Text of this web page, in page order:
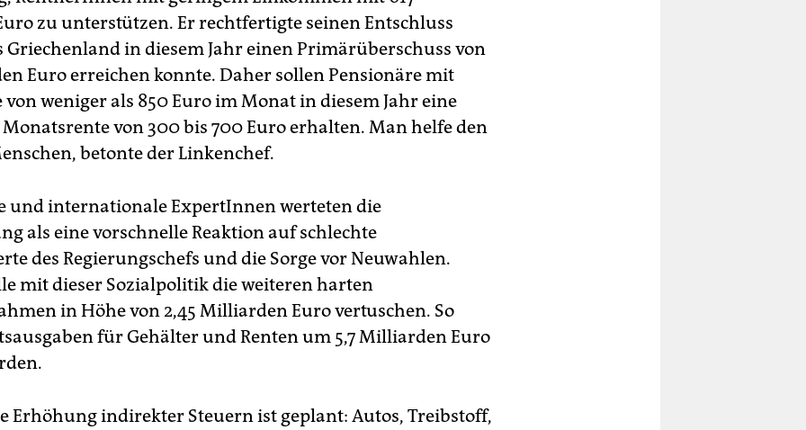
zu unterstützen. Er rechtfertigte seinen Entschluss
Griechenland in diesem Jahr einen Primärüberschuss von
Euro erreichen konnte. Daher sollen Pensionäre mit
von weniger als 850 Euro im Monat in diesem Jahr eine
von 300 bis 700 Euro erhalten. Man helfe den
betonte der Linkenchef.
und internationale ExpertInnen werteten die
als eine vorschnelle Reaktion auf schlechte
des Regierungschefs und die Sorge vor Neuwahlen.
mit dieser Sozialpolitik die weiteren harten
in Höhe von 2,45 Milliarden Euro vertuschen. So
für Gehälter und Renten um 5,7 Milliarden Euro
Erhöhung indirekter Steuern ist geplant: Autos, Treibstoff,